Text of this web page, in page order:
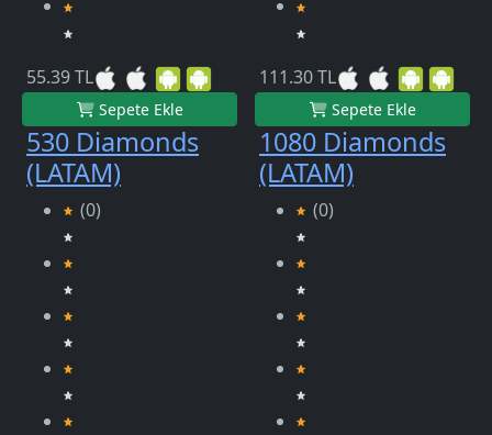
55.39 TL
Sepete Ekle
111.30 TL
Sepete Ekle
530 Diamonds
(LATAM)
(0)
1080 Diamonds
(LATAM)
(0)